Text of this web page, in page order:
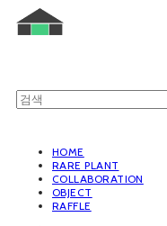
HOME
RARE PLANT
COLLABORATION
OBJECT
RAFFLE